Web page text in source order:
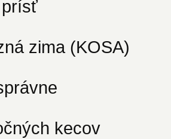
zima (KOSA)
kecov